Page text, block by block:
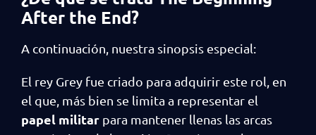
After the End?
A continuación, nuestra sinopsis especial:
El rey Grey fue criado para adquirir este rol, en
el que, más bien se limita a representar el
papel militar para mantener llenas las arcas